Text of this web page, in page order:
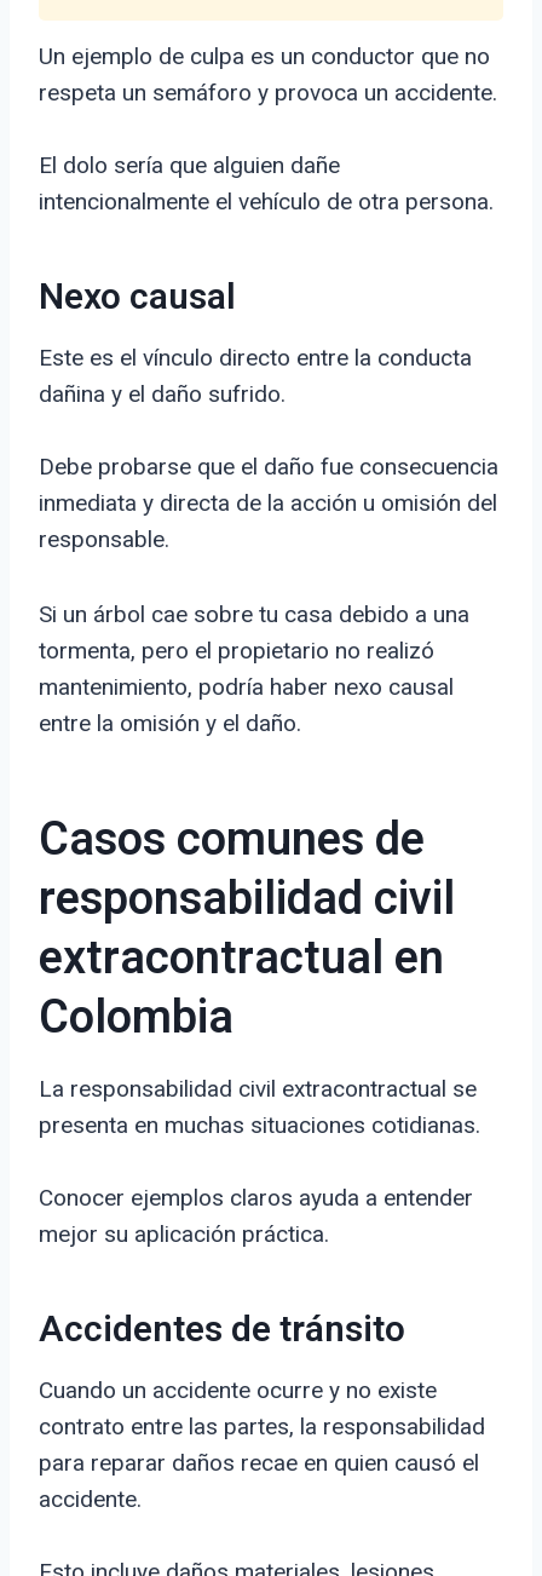
Un ejemplo de culpa es un conductor que no
respeta un semáforo y provoca un accidente.
El dolo sería que alguien dañe
intencionalmente el vehículo de otra persona.
Nexo causal
Este es el vínculo directo entre la conducta
dañina y el daño sufrido.
Debe probarse que el daño fue consecuencia
inmediata y directa de la acción u omisión del
responsable.
Si un árbol cae sobre tu casa debido a una
tormenta, pero el propietario no realizó
mantenimiento, podría haber nexo causal
entre la omisión y el daño.
Casos comunes de
responsabilidad civil
extracontractual en
Colombia
La responsabilidad civil extracontractual se
presenta en muchas situaciones cotidianas.
Conocer ejemplos claros ayuda a entender
mejor su aplicación práctica.
Accidentes de tránsito
Cuando un accidente ocurre y no existe
contrato entre las partes, la responsabilidad
para reparar daños recae en quien causó el
accidente.